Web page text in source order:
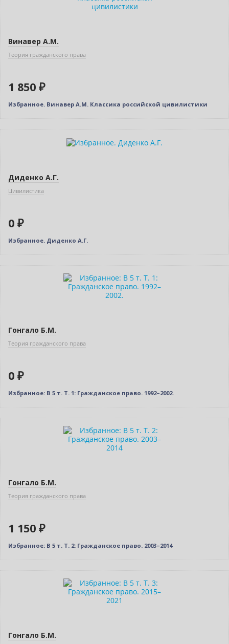
Индивидуальный подход
Винавер А.М.
Теория гражданского права
1 850 ₽
Избранное. Винавер А.М. Классика российской цивилистики
Диденко А.Г.
Цивилистика
0 ₽
Избранное. Диденко А.Г.
Гонгало Б.М.
Теория гражданского права
0 ₽
Избранное: В 5 т. Т. 1: Гражданское право. 1992–2002.
Гонгало Б.М.
Теория гражданского права
1 150 ₽
Избранное: В 5 т. Т. 2: Гражданское право. 2003–2014
Гонгало Б.М.